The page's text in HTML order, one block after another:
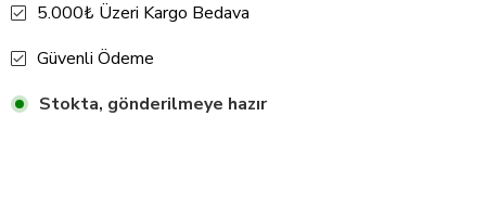
5.000₺ Üzeri Kargo Bedava
Güvenli Ödeme
Stokta, gönderilmeye hazır